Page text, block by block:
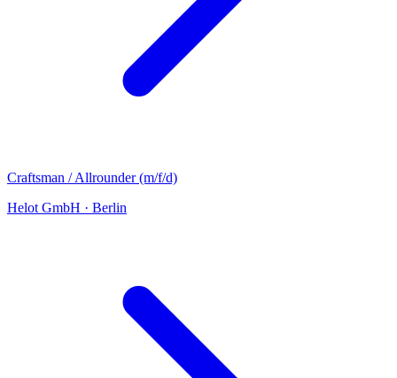
Craftsman / Allrounder (m/f/d)
Helot GmbH · Berlin